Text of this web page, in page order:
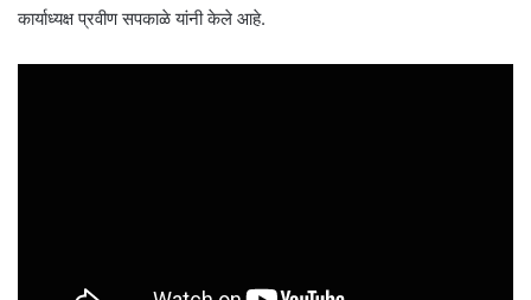
कार्याध्यक्ष प्रवीण सपकाळे यांनी केले आहे.